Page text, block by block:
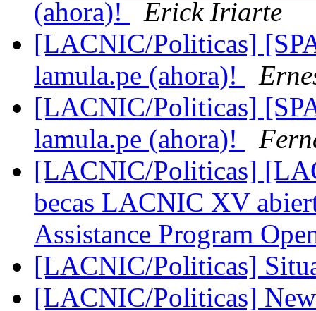
(ahora)!
Erick Iriarte
[LACNIC/Politicas]
lamula.pe (ahora)!
[LACNIC/Politicas]
lamula.pe (ahora)!
[LACNIC/Politicas]
becas LACNIC XV
Assistance Program
[LACNIC/Politicas]
[LACNIC/Politicas]